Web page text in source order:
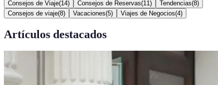
Consejos de Viaje(14) Consejos de Reservas(11 ) Tendencias(8)
Consejos de viaje(8) Vacaciones(5) Viajes de Negocios(4)
Artículos destacados